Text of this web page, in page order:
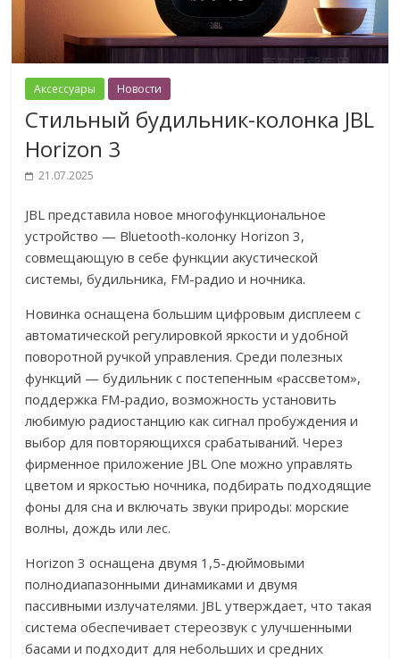
Аксессуары Новости
Стильный будильник-колонка JBL
Horizon 3
21.07.2025
JBL представила новое многофункциональное
устройство — Bluetooth-колонку Horizon 3,
совмещающую в себе функции акустической
системы, будильника, FM-радио и ночника.
Новинка оснащена большим цифровым дисплеем с
автоматической регулировкой яркости и удобной
поворотной ручкой управления. Среди полезных
функций — будильник с постепенным «рассветом»,
поддержка FM-радио, возможность установить
любимую радиостанцию как сигнал пробуждения и
выбор для повторяющихся срабатываний. Через
фирменное приложение JBL One можно управлять
цветом и яркостью ночника, подбирать подходящие
фоны для сна и включать звуки природы: морские
волны, дождь или лес.
Horizon 3 оснащена двумя 1,5-дюймовыми
полнодиапазонными динамиками и двумя
пассивными излучателями. JBL утверждает, что такая
система обеспечивает стереозвук с улучшенными
басами и подходит для небольших и средних